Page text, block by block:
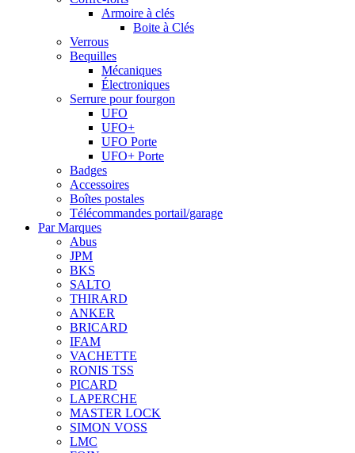
Armoire à clés
Boite à Clés
Verrous
Bequilles
Mécaniques
Électroniques
Serrure pour fourgon
UFO
UFO+
UFO Porte
UFO+ Porte
Badges
Accessoires
Boîtes postales
Télécommandes portail/garage
Par Marques
Abus
JPM
BKS
SALTO
THIRARD
ANKER
BRICARD
IFAM
VACHETTE
RONIS TSS
PICARD
LAPERCHE
MASTER LOCK
SIMON VOSS
LMC